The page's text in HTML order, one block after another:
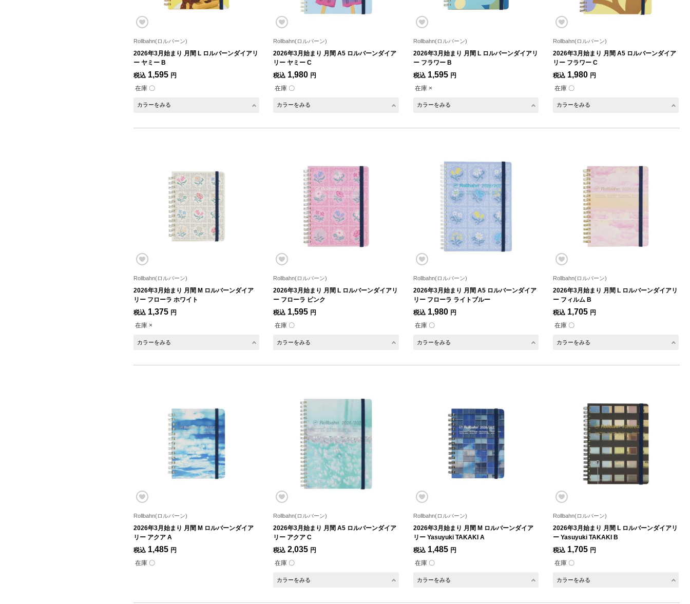
Rollbahn(ロルバーン)
2026年3月始まり 月間 L ロルバーンダイアリ
ー ヤミー B
税込 1,595 円
在庫 〇
カラーをみる
Rollbahn(ロルバーン)
2026年3月始まり 月間 A5 ロルバーンダイア
リー ヤミー C
税込 1,980 円
在庫 〇
カラーをみる
Rollbahn(ロルバーン)
2026年3月始まり 月間 L ロルバーンダイアリ
ー フラワー B
税込 1,595 円
在庫 ×
カラーをみる
Rollbahn(ロルバーン)
2026年3月始まり 月間 A5 ロルバーンダイア
リー フラワー C
税込 1,980 円
在庫 〇
カラーをみる
Rollbahn(ロルバーン)
2026年3月始まり 月間 M ロルバーンダイア
リー フローラ ホワイト
税込 1,375 円
在庫 ×
カラーをみる
Rollbahn(ロルバーン)
2026年3月始まり 月間 L ロルバーンダイアリ
ー フローラ ピンク
税込 1,595 円
在庫 〇
カラーをみる
Rollbahn(ロルバーン)
2026年3月始まり 月間 A5 ロルバーンダイア
リー フローラ ライトブルー
税込 1,980 円
在庫 〇
カラーをみる
Rollbahn(ロルバーン)
2026年3月始まり 月間 L ロルバーンダイアリ
ー フィルム B
税込 1,705 円
在庫 〇
カラーをみる
Rollbahn(ロルバーン)
2026年3月始まり 月間 M ロルバーンダイア
リー アクア A
税込 1,485 円
在庫 〇
Rollbahn(ロルバーン)
2026年3月始まり 月間 A5 ロルバーンダイア
リー アクア C
税込 2,035 円
在庫 〇
カラーをみる
Rollbahn(ロルバーン)
2026年3月始まり 月間 M ロルバーンダイア
リー Yasuyuki TAKAKI A
税込 1,485 円
在庫 〇
カラーをみる
Rollbahn(ロルバーン)
2026年3月始まり 月間 L ロルバーンダイアリ
ー Yasuyuki TAKAKI B
税込 1,705 円
在庫 〇
カラーをみる